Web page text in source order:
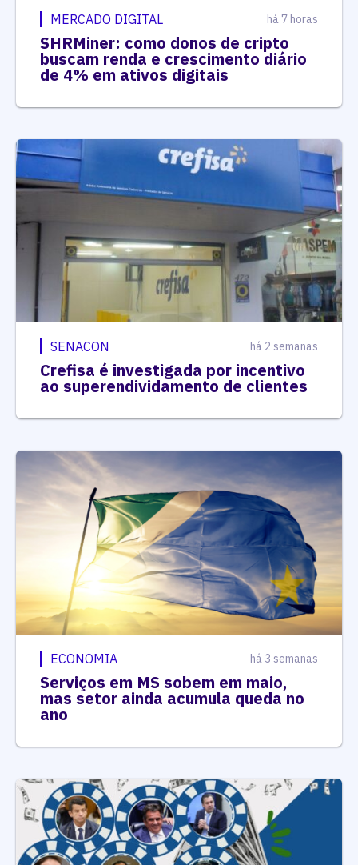
MERCADO DIGITAL há 7 horas
SHRMiner: como donos de cripto
buscam renda e crescimento diário
de 4% em ativos digitais
SENACON há 2 semanas
Crefisa é investigada por incentivo
ao superendividamento de clientes
ECONOMIA há 3 semanas
Serviços em MS sobem em maio,
mas setor ainda acumula queda no
ano